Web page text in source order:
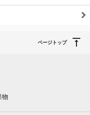
ページトップ
物